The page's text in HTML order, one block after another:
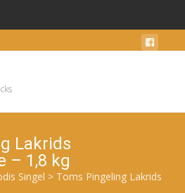
Lakrids
– 1,8 kg
Singel > Toms Pingeling Lakrids